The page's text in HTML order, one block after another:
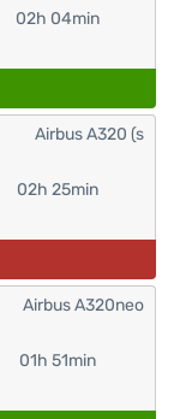
02h 04min
02h 25min
Airbus A320 (s
01h 51min
Airbus A320neo